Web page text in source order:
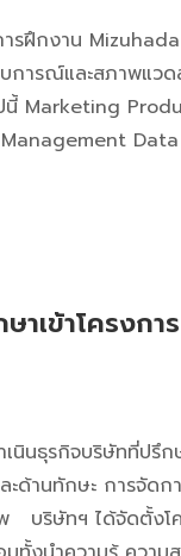
รฝึกงาน
การณ์และสภาพแ
นี้ Marketing
Management
าเข้าโครงก
นินธุรกิจบริษัทที่ปรึ
ด้านทักษะ การจัด
บริษัทฯ ได้จัดตั้งโ